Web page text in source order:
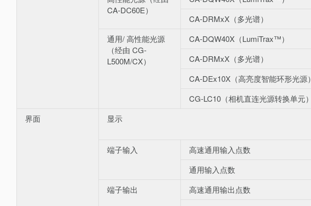
CA-DC60E）
CA-DRMxX（多光谱）
通用/ 高性能光源
（经由 CG-
L500M/CX）
CA-DQW40X（LumiTrax™）
CA-DRMxX（多光谱）
CA-DEx10X（高亮度智能环形光源）
CG-LC10（相机直连光源转换单元）
界面
显示
端子输入
高速通用输入点数
通用输入点数
端子输出
高速通用输出点数